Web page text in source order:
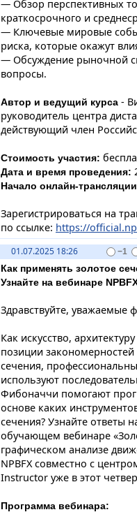
— Обзор перспективных
краткосрочного и
— Ключевые мировые
риска, которые окажут
— Обсуждение рыночной
вопросы.
Автор и ведущий курса -
руководитель центра
действующий член
Стоимость участия:
Дата и время проведения:
Начало онлайн-
Зарегистрироваться на
по ссылке: https://
01.07.2025 18:26 −1
Как применять золотое
Узнайте на вебинаре
Здравствуйте, уважаемые
Как искусство,
позиции
сечения,
используют
Фибоначчи помогают
основе каких
сечения? Узнайте ответы
обучающем вебинаре
графическом анализе
NPBFX совместно с
Instructor уже в этот
Программа вебинара: